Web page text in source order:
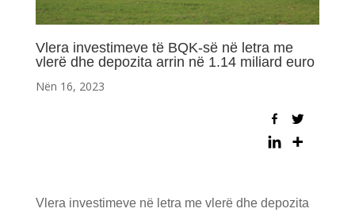
Vlera investimeve të BQK-së në letra me
vlerë dhe depozita arrin në 1.14 miliard euro
Nën 16, 2023
Vlera investimeve në letra me vlerë dhe depozita